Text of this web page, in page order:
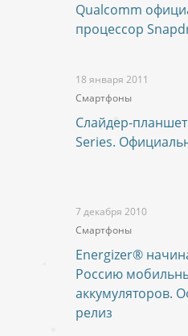
Qualcomm
процессор
18 января 2011
Смартфоны
Слайдер-
Series.
7 декабря 2010
Смартфоны
Energizer®
Россию
аккумуляторов.
релиз